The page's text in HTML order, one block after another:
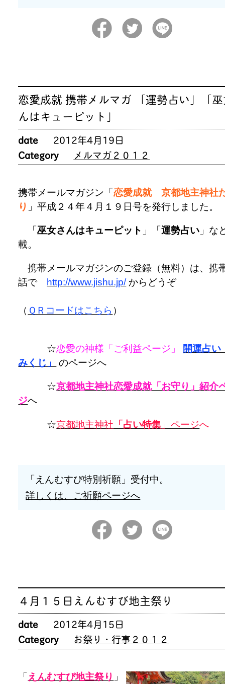
恋愛成就 携帯メルマガ 「運勢占い」「
んはキューピット」
date
2012年4月19日
Category
メルマガ２０１２
携帯メールマガジン「恋愛成就 京都地主神社
り 」平成２４年４月１９日号を発行しました。
「巫女さんはキューピット 」「運勢占い 」な
載。
携帯メールマガジンのご登録（無料）は、携
話で http://www.jishu.jp/からどうぞ
（ ＱＲコードはこちら ）
☆恋愛の神様「ご利益ページ」
開運占い
みくじ」
のページへ
☆京都地主神社恋愛成就「お守り」紹介
ジへ
☆京都地主神社 「占い特集 」ページへ
「えんむすび特別祈願」受付中。
詳しくは、ご祈願ページへ
４月１５日えんむすび地主祭り
date
2012年4月15日
Category
お祭り・行事２０１２
「 えんむすび地主祭り 」